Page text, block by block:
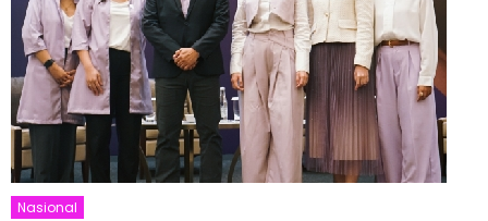
Nasional